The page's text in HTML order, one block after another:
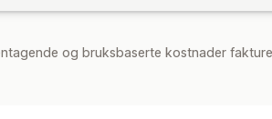
og bruksbaserte kostnader